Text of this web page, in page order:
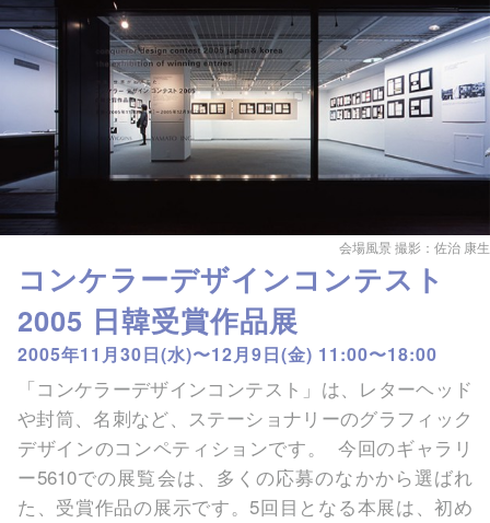
会場風景 撮影：佐治 康生
コンケラーデザインコンテスト
2005 日韓受賞作品展
2005年11月30日(水)〜12月9日(金) 11:00〜18:00
「コンケラーデザインコンテスト」は、レターヘッド
や封筒、名刺など、ステーショナリーのグラフィック
デザインのコンペティションです。 今回のギャラリ
ー5610での展覧会は、多くの応募のなかから選ばれ
た、受賞作品の展示です。5回目となる本展は、初め